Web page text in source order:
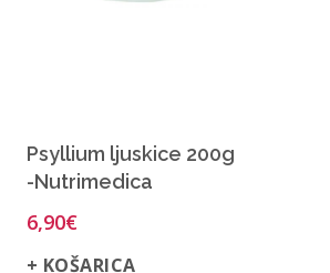
Psyllium ljuskice 200g
-Nutrimedica
6,90€
+ KOŠARICA